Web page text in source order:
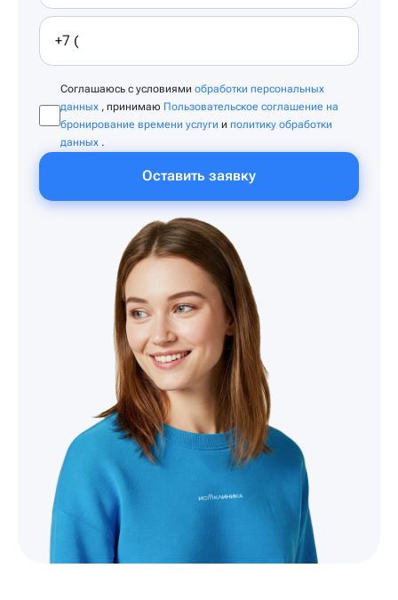
Соглашаюсь с условиями обработки персональных
данных , принимаю Пользовательское соглашение на
бронирование времени услуги и политику обработки
данных .
Оставить заявку